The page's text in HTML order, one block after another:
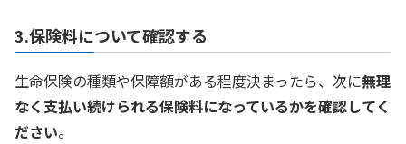
3.保険料について確認する
生命保険の種類や保障額がある程度決まったら、次に無理
なく支払い続けられる保険料になっているかを確認してく
ださい。